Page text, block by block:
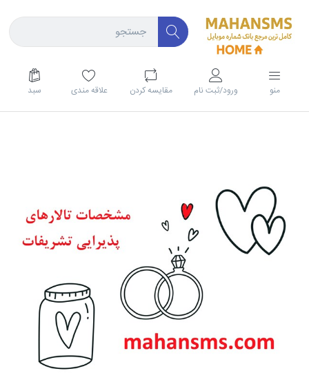
منو ورود/ثبت نام مقايسه كردن علاقه مندی سبد